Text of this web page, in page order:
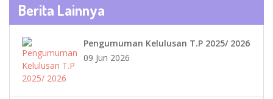
Berita Lainnya
Pengumuman Kelulusan T.P 2025/ 2026
09 Jun 2026